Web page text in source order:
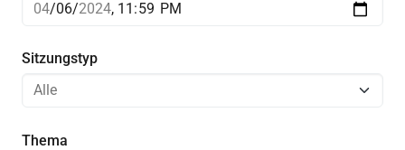
Sitzungstyp
Thema